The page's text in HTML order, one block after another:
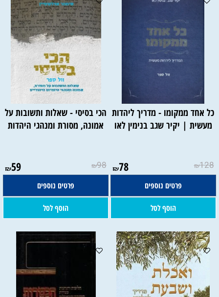
כל אחד ממקומו - מדריך ליהדות
מעשית | יקיר שגב בנימין לאו
₪128
₪78
פרטים נוספים
הוסף לסל
הכי בסיסי - שאלות ותשובות על
אמונה, מסורת ומנהגי היהדות
₪98
₪59
פרטים נוספים
הוסף לסל